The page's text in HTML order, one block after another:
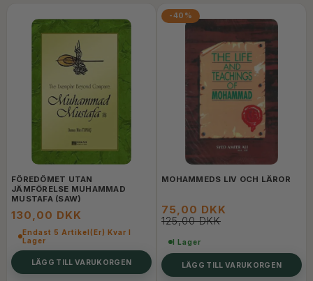
FÖREDÖMET UTAN
JÄMFÖRELSE MUHAMMAD
MUSTAFA (SAW)
130,00 DKK
Endast 5 Artikel(er) Kvar I
Lager
LÄGG TILL VARUKORGEN
-40%
MOHAMMEDS LIV OCH LÄROR
75,00 DKK
125,00 DKK
I Lager
LÄGG TILL VARUKORGEN